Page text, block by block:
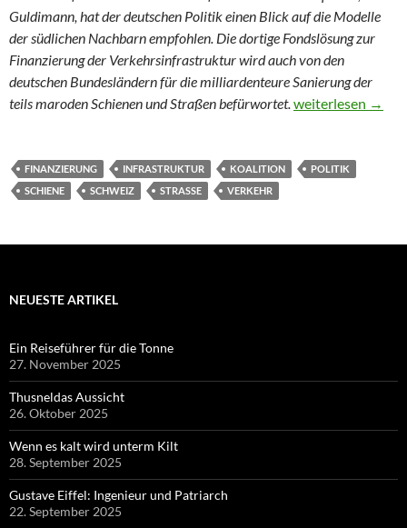
Guldimann, hat der deutschen Politik einen Blick auf die Modelle
der südlichen Nachbarn empfohlen. Die dortige Fondslösung zur
Finanzierung der Verkehrsinfrastruktur wird auch von den
deutschen Bundesländern für die milliardenteure Sanierung der
teils maroden Schienen und Straßen befürwortet. Die Schweiz
weiterlesen →
FINANZIERUNG INFRASTRUKTUR KOALITION
POLITIK
SCHIENE
SCHWEIZ STRASSE VERKEHR
NEUESTE ARTIKEL
Ein Reiseführer für die Tonne
27. November 2025
Thusneldas Aussicht
26. Oktober 2025
Wenn es kalt wird unterm Kilt
28. September 2025
Gustave Eiffel: Ingenieur und Patriarch
22. September 2025